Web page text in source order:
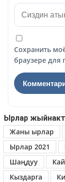
Сохранить
браузере
Ырлар
Жаны ырлар
Ырлар 2021
Шаңдуу
Кыздарга